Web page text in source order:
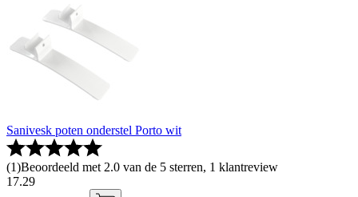
Sanivesk poten onderstel Porto wit
(1)Beoordeeld met 2.0 van de 5 sterren, 1 klantreview
17.29